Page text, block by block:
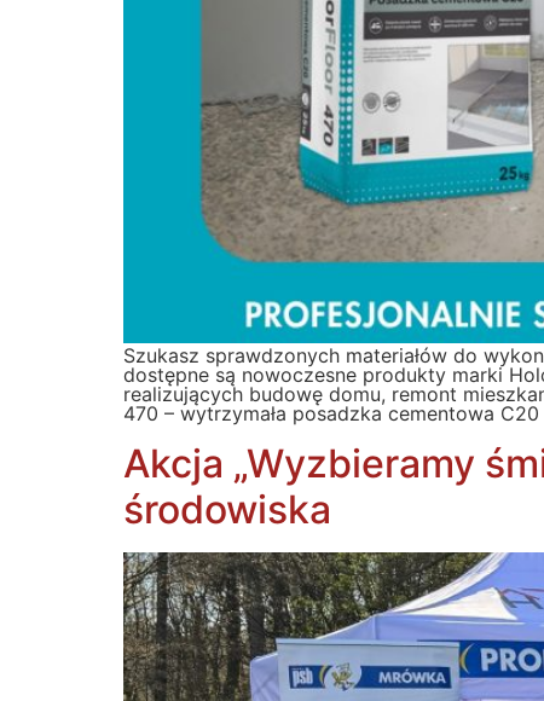
Szukasz sprawdzonych materiałów do
dostępne są nowoczesne produkty marki
realizujących budowę domu, remont
470 – wytrzymała posadzka cementowa
Akcja „Wyzbieramy
środowiska